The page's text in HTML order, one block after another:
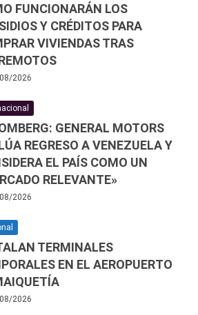
FUNCIONARÁN LOS
Y CRÉDITOS PARA
VIVIENDAS TRAS
2026
GENERAL MOTORS
REGRESO A VENEZUELA Y
EL PAÍS COMO UN
RELEVANTE»
2026
TERMINALES
EN EL AEROPUERTO
2026